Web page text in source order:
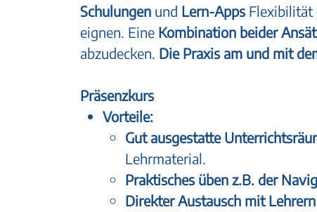
Schulungen und Lern-Apps Flexibilität
eignen. Eine Kombination beider
abzudecken. Die Praxis am und mit
Präsenzkurs
Vorteile:
Gut ausgestatte
Lehrmaterial.
Praktisches üben z.B. der
Direkter Austausch mit Lehrern